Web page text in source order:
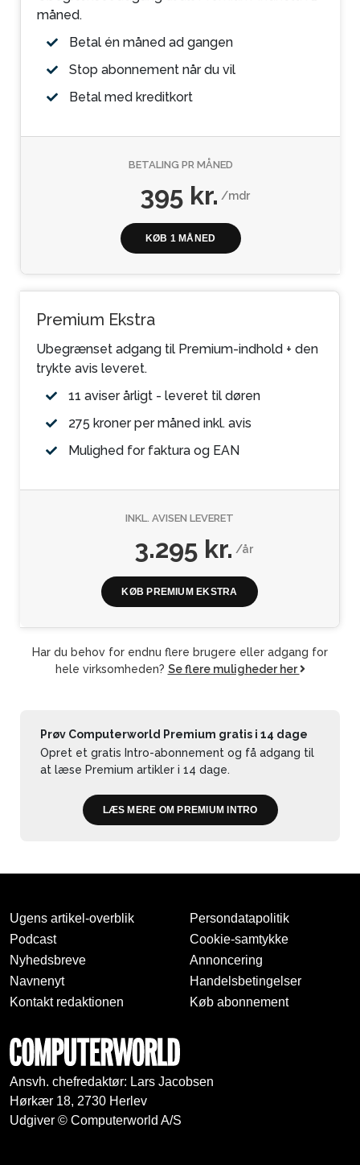
måned.
Betal én måned ad gangen
Stop abonnement når du vil
Betal med kreditkort
BETALING PR MÅNED
395 kr./mdr
KØB 1 MÅNED
Premium Ekstra
Ubegrænset adgang til Premium-indhold + den
trykte avis leveret.
11 aviser årligt - leveret til døren
275 kroner per måned inkl. avis
Mulighed for faktura og EAN
INKL. AVISEN LEVERET
3.295 kr./år
KØB PREMIUM EKSTRA
Har du behov for endnu flere brugere eller adgang for
hele virksomheden? Se flere muligheder her
Prøv Computerworld Premium gratis i 14 dage
Opret et gratis Intro-abonnement og få adgang til
at læse Premium artikler i 14 dage.
LÆS MERE OM PREMIUM INTRO
Ugens artikel-overblik
Podcast
Nyhedsbreve
Navnenyt
Kontakt redaktionen
Persondatapolitik
Cookie-samtykke
Annoncering
Handelsbetingelser
Køb abonnement
Ansvh. chefredaktør: Lars Jacobsen
Hørkær 18, 2730 Herlev
Udgiver © Computerworld A/S